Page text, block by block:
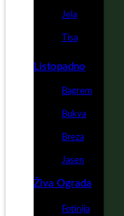
Jela
Tisa
Listopadno
Bagrem
Bukva
Breza
Jasen
Živa Ograda
Fotinija